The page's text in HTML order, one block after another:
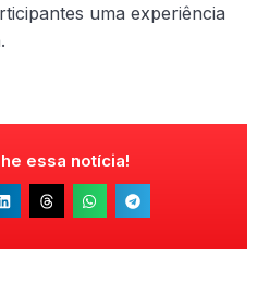
uma experiência
essa notícia!